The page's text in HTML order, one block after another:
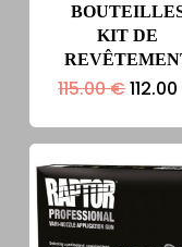
KIT DE
115.00€Le
initial
était :
112.00